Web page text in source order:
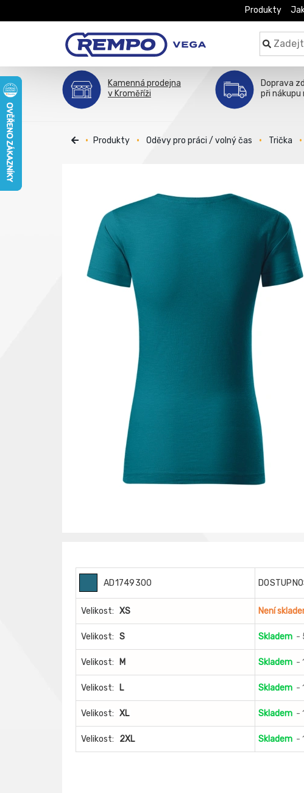
Produkty
Kamenná prodejna
v Kroměříži
Doprava
při nákupu
Produkty Oděvy pro práci / volný čas Trička
AD1749300
Velikost: XS Není
Velikost: S Skladem -
Velikost: M Skladem -
Velikost: L Skladem -
Velikost: XL Skladem -
Velikost: 2XL Skladem -